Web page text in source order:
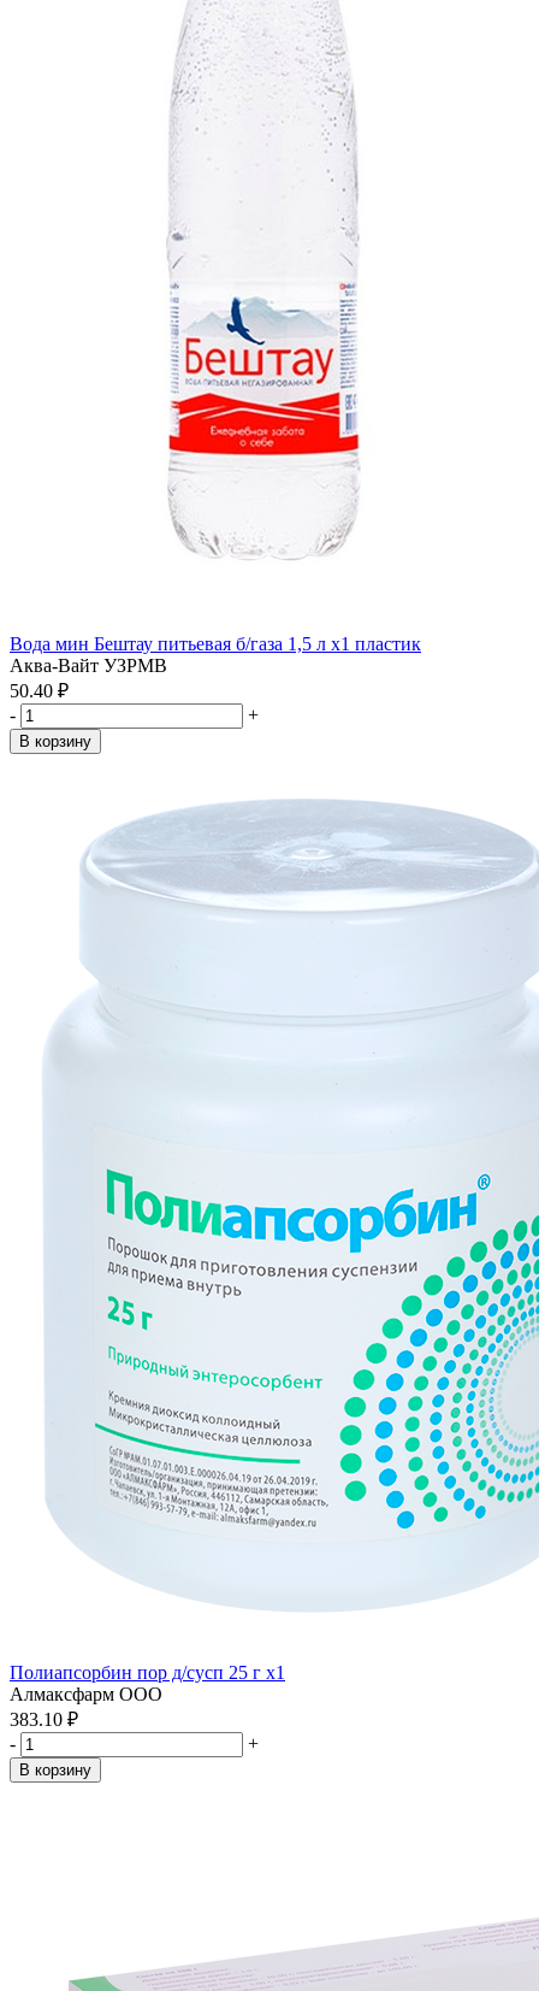
Вода мин Бештау питьевая б/газа 1,5 л x1 пластик
Аква-Вайт УЗРМВ
50.40 ₽
-
+
В корзину
Полиапсорбин пор д/сусп 25 г x1
Алмаксфарм ООО
383.10 ₽
-
+
В корзину